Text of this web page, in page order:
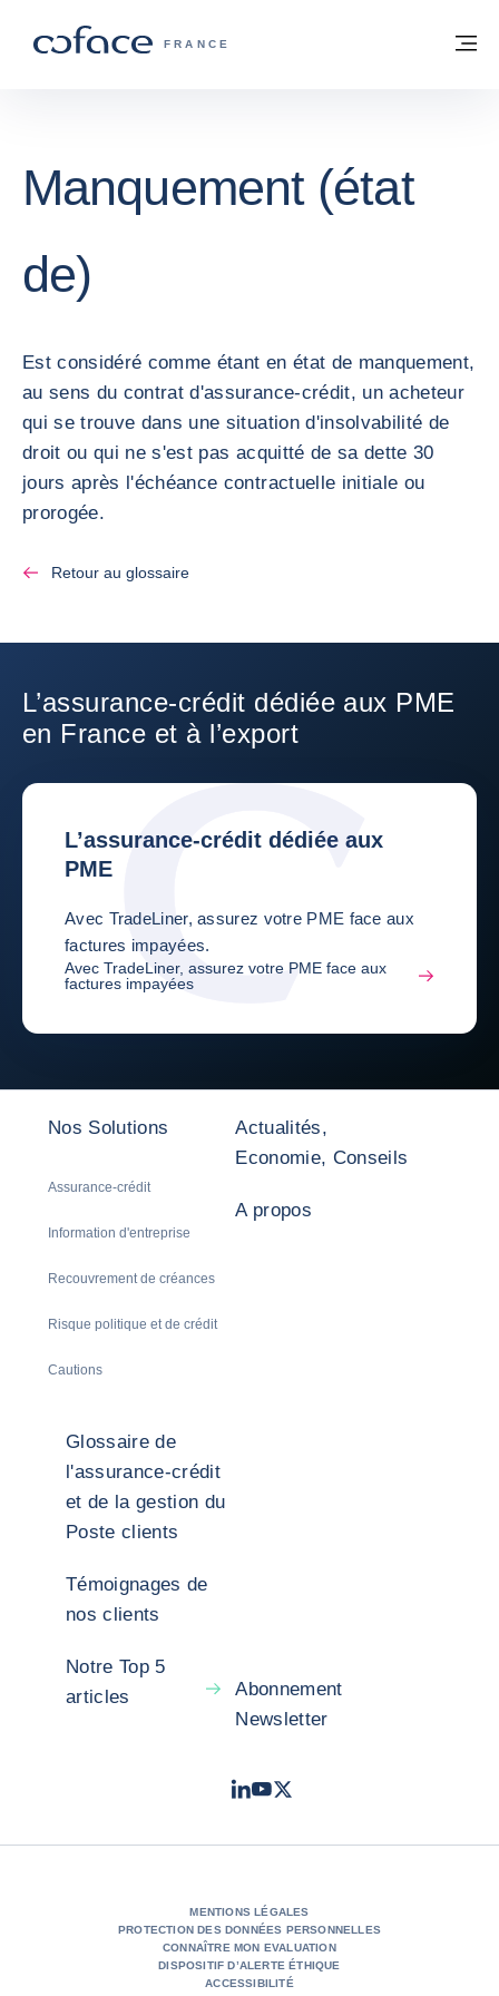
COFACE, FOR TRADE - PAGE
FRANCE
Retour à la page d'accueil
Manquement (état
de)
Est considéré comme étant en état de manquement,
au sens du contrat d'assurance-crédit, un acheteur
qui se trouve dans une situation d'insolvabilité de
droit ou qui ne s'est pas acquitté de sa dette 30
jours après l'échéance contractuelle initiale ou
prorogée.
Retour au glossaire
L’assurance-crédit dédiée aux PME
en France et à l’export
L’assurance-crédit dédiée aux
PME
Avec TradeLiner, assurez votre PME face aux
factures impayées.
Avec TradeLiner, assurez votre PME face aux
factures impayées
Nos Solutions
Assurance-crédit
Information d'entreprise
Recouvrement de créances
Risque politique et de crédit
Cautions
Actualités,
Economie, Conseils
A propos
Glossaire de
l'assurance-crédit
et de la gestion du
Poste clients
Témoignages de
nos clients
Notre Top 5
articles
Abonnement
Newsletter
LinkedIn
Youtube
X - Twitter
MENTIONS LÉGALES
PROTECTION DES DONNÉES PERSONNELLES
CONNAÎTRE MON EVALUATION
DISPOSITIF D’ALERTE ÉTHIQUE
ACCESSIBILITÉ